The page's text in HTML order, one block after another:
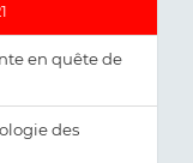
en quête de
des